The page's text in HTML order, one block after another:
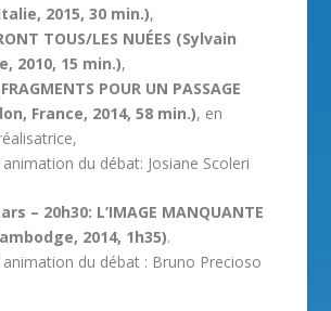
2015, 30 min.),
TOUS/LES NUÉES (Sylvain
2010, 15 min.),
POUR UN PASSAGE
France, 2014, 58 min.), en
du débat: Josiane Scoleri
– 20h30: L’IMAGE MANQUANTE
2014, 1h35).
du débat : Bruno Precioso